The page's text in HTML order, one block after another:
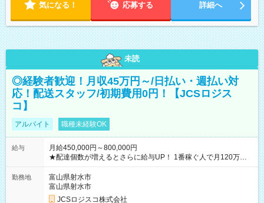
気になる！ 応募する 詳細へ
未読
◎経験者歓迎！月収45万円～/日払い・週払い対
応！配送スタッフ/初期費用0円！【JCSロジス
コ】
アルバイト 職種未経験OK
給与
月給450,000円～800,000円
★配達個数が増えるとさらに給与UP！ 1番稼ぐ人で月120万ほ
ど！ ・主要都市エリア 月収55万円／週5日稼働 月収65万~112
万円／週6日稼働 ・地方郊外エリア 月収40万円／週5日稼働 月
収40万円~50万円／週6日稼働 ＜モデルイメージ＞ ■月収50万
円 (27歳男性/江東区在住)※元建築関係 1日150個配達×25日勤務
勤務地
富山県射水市
富山県射水市
JCSロジスコ株式会社